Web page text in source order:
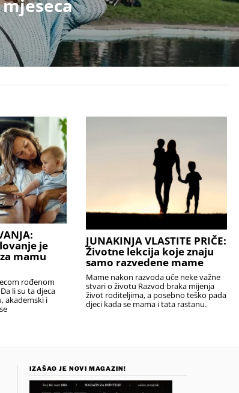
mjeseca
je
mamu
rođenom
li su ta djeca
akademski i
JUNAKINJA VLASTITE PRIČE:
Životne lekcija koje znaju
samo razvedene mame
Mame nakon razvoda uče neke važne
stvari o životu Razvod braka mijenja
život roditeljima, a posebno teško pada
djeci kada se mama i tata rastanu.
IZAŠAO JE NOVI MAGAZIN!